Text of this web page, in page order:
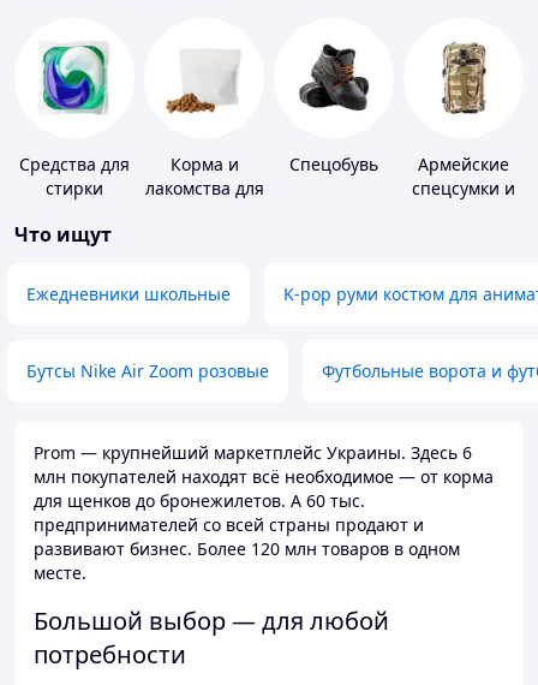
Средства для
стирки
Корма и
лакомства для
Спецобувь
Армейские
спецсумки и
Что ищут
Ежедневники школьные K-pop руми костюм для
Бутсы Nike Air Zoom розовые Футбольные ворота и
Prom — крупнейший маркетплейс Украины. Здесь 6
млн покупателей находят всё необходимое — от корма
для щенков до бронежилетов. А 60 тыс.
предпринимателей со всей страны продают и
развивают бизнес. Более 120 млн товаров в одном
месте.
Большой выбор — для любой
потребности